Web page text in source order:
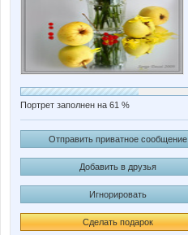
Портрет заполнен на 61 %
Отправить приватное сообщение
Добавить в друзья
Игнорировать
Сделать подарок